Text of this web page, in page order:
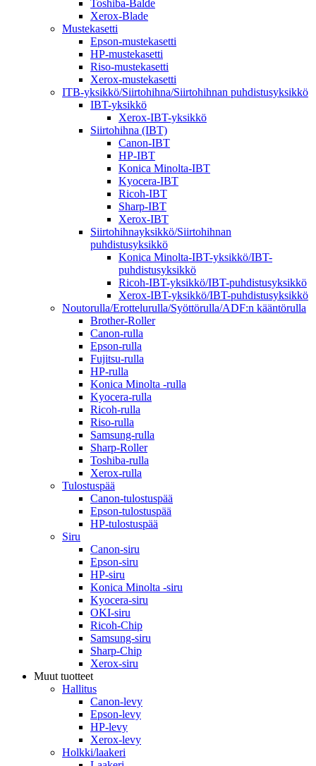
Toshiba-Balde
Xerox-Blade
Mustekasetti
Epson-mustekasetti
HP-mustekasetti
Riso-mustekasetti
Xerox-mustekasetti
ITB-yksikkö/Siirtohihna/Siirtohihnan puhdistusyksikkö
IBT-yksikkö
Xerox-IBT-yksikkö
Siirtohihna (IBT)
Canon-IBT
HP-IBT
Konica Minolta-IBT
Kyocera-IBT
Ricoh-IBT
Sharp-IBT
Xerox-IBT
Siirtohihnayksikkö/Siirtohihnan
puhdistusyksikkö
Konica Minolta-IBT-yksikkö/IBT-
puhdistusyksikkö
Ricoh-IBT-yksikkö/IBT-puhdistusyksikkö
Xerox-IBT-yksikkö/IBT-puhdistusyksikkö
Noutorulla/Erottelurulla/Syöttörulla/ADF:n kääntörulla
Brother-Roller
Canon-rulla
Epson-rulla
Fujitsu-rulla
HP-rulla
Konica Minolta -rulla
Kyocera-rulla
Ricoh-rulla
Riso-rulla
Samsung-rulla
Sharp-Roller
Toshiba-rulla
Xerox-rulla
Tulostuspää
Canon-tulostuspää
Epson-tulostuspää
HP-tulostuspää
Siru
Canon-siru
Epson-siru
HP-siru
Konica Minolta -siru
Kyocera-siru
OKI-siru
Ricoh-Chip
Samsung-siru
Sharp-Chip
Xerox-siru
Muut tuotteet
Hallitus
Canon-levy
Epson-levy
HP-levy
Xerox-levy
Holkki/laakeri